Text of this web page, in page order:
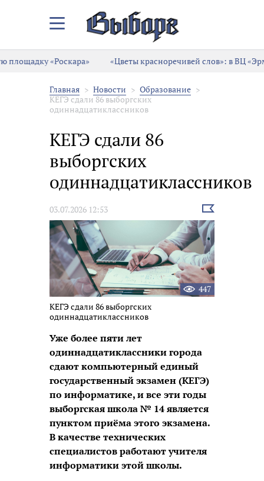
Закрыть/
меню
«Роскара»
«Цветы красноречивей слов»: в ВЦ «Эрмитаж-
Главная Новости
Образование
КЕГЭ сдали 86 выборгских
одиннадцатиклассников
КЕГЭ сдали 86
выборгских
одиннадцатиклассников
03.07.2026 12:53
Выбрать
новость
447
КЕГЭ сдали 86 выборгских
одиннадцатиклассников
Уже более пяти лет
одиннадцатиклассники города
сдают компьютерный единый
государственный экзамен (КЕГЭ)
по информатике, и все эти годы
выборгская школа № 14 является
пунктом приёма этого экзамена.
В качестве технических
специалистов работают учителя
информатики этой школы.